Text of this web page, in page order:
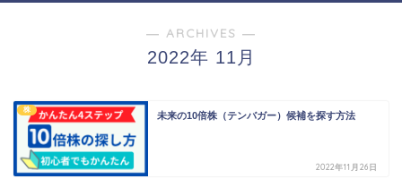
― ARCHIVES ―
2022年 11月
株
未来の10倍株（テンバガー）候補を探す方法
2022年11月26日